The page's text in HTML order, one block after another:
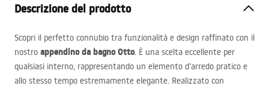
Descrizione del prodotto
Scopri il perfetto connubio tra funzionalità e design raffinato con il
nostro appendino da bagno Otto. È una scelta eccellente per
qualsiasi interno, rappresentando un elemento d’arredo pratico e
allo stesso tempo estremamente elegante. Realizzato con